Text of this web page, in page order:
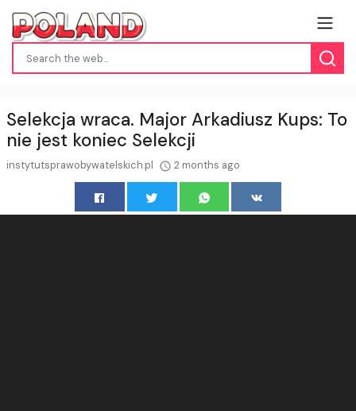
Selekcja wraca. Major Arkadiusz Kups: To
nie jest koniec Selekcji
instytutsprawobywatelskich.pl 2 months ago